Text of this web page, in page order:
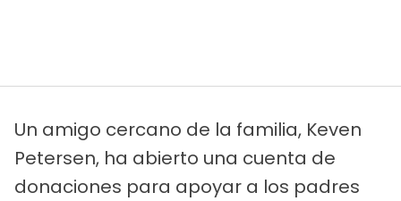
Un amigo cercano de la familia, Keven
Petersen, ha abierto una cuenta de
donaciones para apoyar a los padres